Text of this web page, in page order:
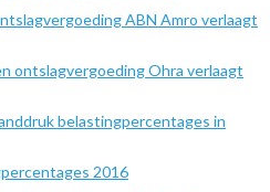
ABN Amro verlaagt
ontslagvergoeding Ohra verlaagt
belastingpercentages in
2016